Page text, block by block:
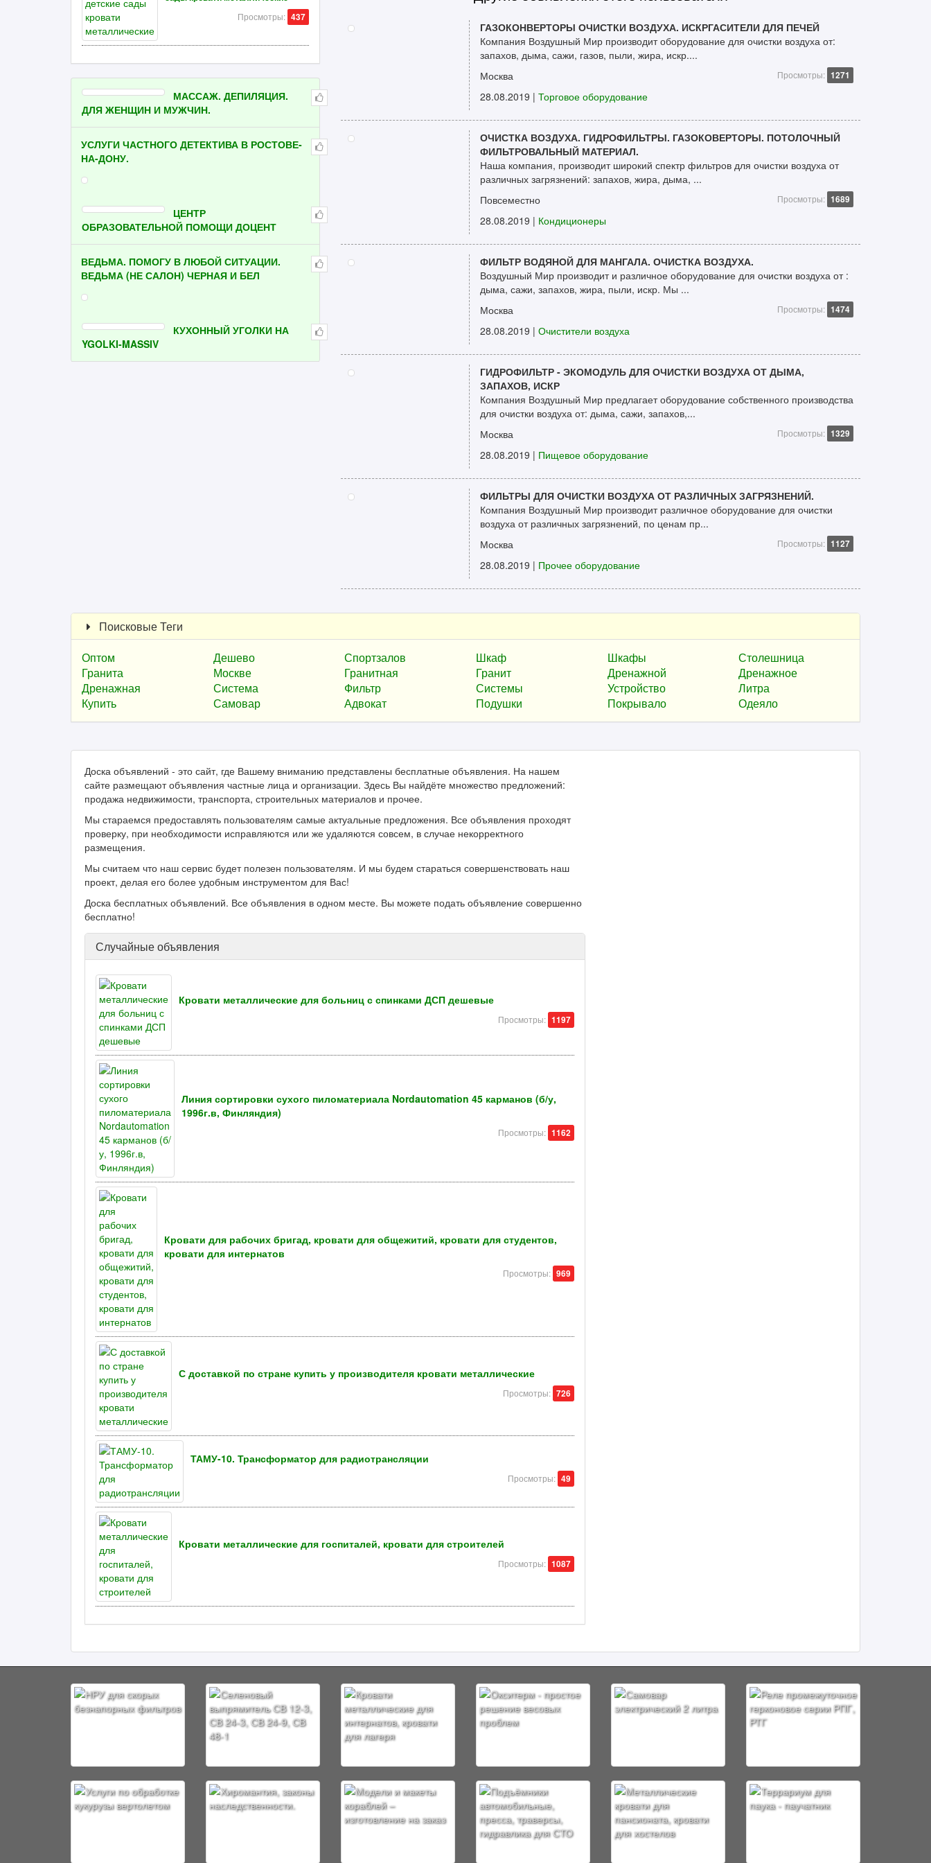
ГАЗОКОНВЕРТОРЫ ОЧИСТКИ ВОЗДУХА. ИСКРГАСИТЕЛИ ДЛЯ ПЕЧЕЙ
Компания Воздушный Мир производит оборудование для очистки воздуха от:
запахов, дыма, сажи, газов, пыли, жира, искр....
Москва
Просмотры: 1271
28.08.2019 | Торговое оборудование
ОЧИСТКА ВОЗДУХА. ГИДРОФИЛЬТРЫ. ГАЗОКОВЕРТОРЫ. ПОТОЛОЧНЫЙ
ФИЛЬТРОВАЛЬНЫЙ МАТЕРИАЛ.
Наша компания, производит широкий спектр фильтров для очистки воздуха от
различных загрязнений: запахов, жира, дыма, ...
Повсеместно
Просмотры: 1689
28.08.2019 | Кондиционеры
ФИЛЬТР ВОДЯНОЙ ДЛЯ МАНГАЛА. ОЧИСТКА ВОЗДУХА.
Воздушный Мир производит и различное оборудование для очистки воздуха от :
дыма, сажи, запахов, жира, пыли, искр. Мы ...
Москва
Просмотры: 1474
28.08.2019 | Очистители воздуха
ГИДРОФИЛЬТР - ЭКОМОДУЛЬ ДЛЯ ОЧИСТКИ ВОЗДУХА ОТ ДЫМА,
ЗАПАХОВ, ИСКР
Компания Воздушный Мир предлагает оборудование собственного производства
для очистки воздуха от: дыма, сажи, запахов,...
Москва
Просмотры: 1329
28.08.2019 | Пищевое оборудование
ФИЛЬТРЫ ДЛЯ ОЧИСТКИ ВОЗДУХА ОТ РАЗЛИЧНЫХ ЗАГРЯЗНЕНИЙ.
Компания Воздушный Мир производит различное оборудование для очистки
воздуха от различных загрязнений, по ценам пр...
Москва
Просмотры: 1127
28.08.2019 | Прочее оборудование
Просмотры: 437
МАССАЖ. ДЕПИЛЯЦИЯ.
ДЛЯ ЖЕНЩИН И МУЖЧИН.
УСЛУГИ ЧАСТНОГО ДЕТЕКТИВА В РОСТОВЕ-
НА-ДОНУ.
ЦЕНТР
ОБРАЗОВАТЕЛЬНОЙ ПОМОЩИ ДОЦЕНТ
ВЕДЬМА. ПОМОГУ В ЛЮБОЙ СИТУАЦИИ.
ВЕДЬМА (НЕ САЛОН) ЧЕРНАЯ И БЕЛ
КУХОННЫЙ УГОЛКИ НА
YGOLKI-MASSIV
Поисковые Теги
Оптом
Дешево Спортзалов Шкаф Шкафы
Столешница
Гранита
Москве Гранитная Гранит Дренажной
Дренажное
Дренажная
Система Фильтр Системы Устройство
Литра
Купить
Самовар Адвокат Подушки Покрывало Одеяло
Доска объявлений - это сайт, где Вашему вниманию представлены бесплатные объявления. На нашем
сайте размещают объявления частные лица и организации. Здесь Вы найдёте множество предложений:
продажа недвижимости, транспорта, строительных материалов и прочее.
Мы стараемся предоставлять пользователям самые актуальные предложения. Все объявления проходят
проверку, при необходимости исправляются или же удаляются совсем, в случае некорректного
размещения.
Мы считаем что наш сервис будет полезен пользователям. И мы будем стараться совершенствовать наш
проект, делая его более удобным инструментом для Вас!
Доска бесплатных объявлений. Все объявления в одном месте. Вы можете подать объявление совершенно
бесплатно!
Случайные объявления
Кровати металлические для больниц с спинками ДСП дешевые
Просмотры: 1197
Линия сортировки сухого пиломатериала Nordautomation 45 карманов (б/у,
1996г.в, Финляндия)
Просмотры: 1162
Кровати для рабочих бригад, кровати для общежитий, кровати для студентов,
кровати для интернатов
Просмотры: 969
С доставкой по стране купить у производителя кровати металлические
Просмотры: 726
ТАМУ-10. Трансформатор для радиотрансляции
Просмотры: 49
Кровати металлические для госпиталей, кровати для строителей
Просмотры: 1087